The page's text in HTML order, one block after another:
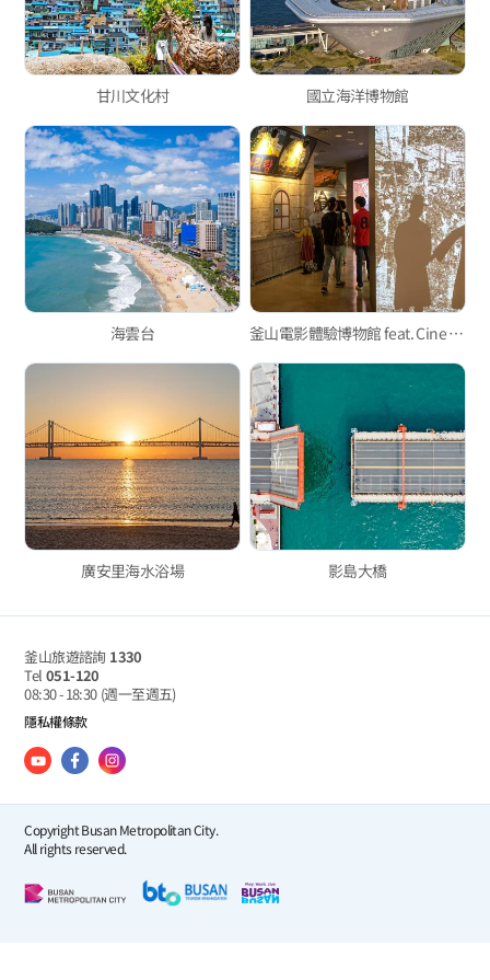
甘川文化村 國立海洋博物館
海雲台 釜山電影體驗博物館 feat. Cine Museum
廣安里海水浴場 影島大橋
釜山旅遊諮詢 1330
Tel 051-120
08:30 - 18:30 (週一至週五)
隱私權條款
Copyright Busan Metropolitan City.
All rights reserved.